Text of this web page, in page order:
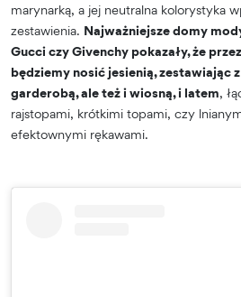
marynarką, a jej neutralna kolorystyka
zestawienia. Najważniejsze domy
Gucci czy Givenchy pokazały, że
będziemy nosić jesienią, zestawiając
garderobą, ale też i wiosną, i latem,
rajstopami, krótkimi topami, czy
efektownymi rękawami.